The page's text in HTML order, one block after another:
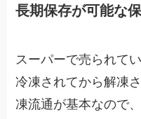
長期保存が可能な
スーパーで売られて
冷凍されてから解凍
凍流通が基本なので